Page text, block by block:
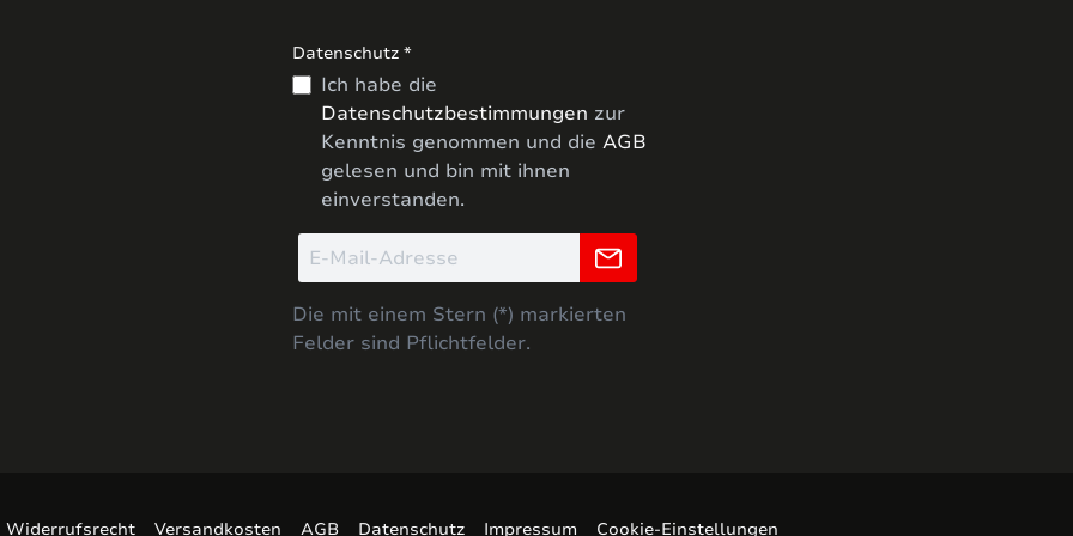
Datenschutz *
Ich habe die
Datenschutzbestimmungen zur
Kenntnis genommen und die AGB
gelesen und bin mit ihnen
einverstanden.
Die mit einem Stern (*) markierten
Felder sind Pflichtfelder.
Widerrufsrecht Versandkosten AGB Datenschutz Impressum Cookie-Einstellungen